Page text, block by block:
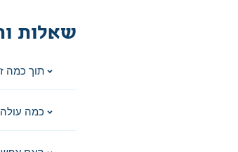
שאלות
תוך כמה
כמה